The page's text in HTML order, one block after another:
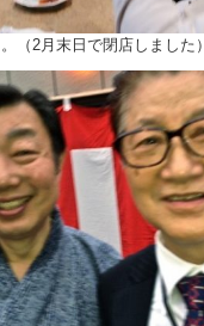
（2月末日で閉店しました）